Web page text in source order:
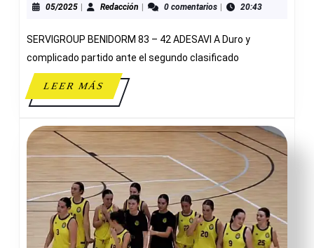
PARA
CADETE
MASCULINO
05/202505/2025Redacción Redacción0 comentarios 20:43
SERVIGROUP BENIDORM 83 – 42 ADESAVI A Duro y
complicado partido ante el segundo clasificado
LEER MÁSLEER
MÁS